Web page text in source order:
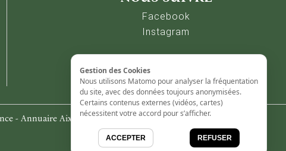
Facebook
Instagram
- Annuaire Aix-en-Provence
Gestion des Cookies
Nous utilisons Matomo pour analyser la fréquentation
du site, avec des données toujours anonymisées.
Certains contenus externes (vidéos, cartes)
nécessitent votre accord pour s’afficher.
ACCEPTER REFUSER